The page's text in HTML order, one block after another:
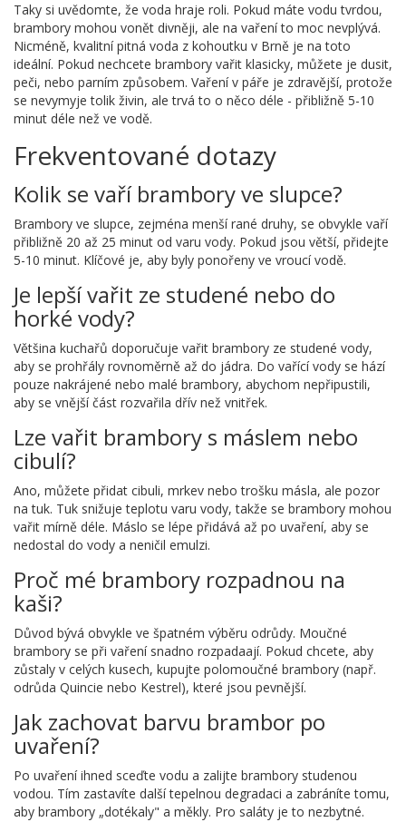
Taky si uvědomte, že voda hraje roli. Pokud máte vodu tvrdou,
brambory mohou vonět divněji, ale na vaření to moc nevplývá.
Nicméně, kvalitní pitná voda z kohoutku v Brně je na toto
ideální. Pokud nechcete brambory vařit klasicky, můžete je dusit,
peči, nebo parním způsobem. Vaření v páře je zdravější, protože
se nevymyje tolik živin, ale trvá to o něco déle - přibližně 5-10
minut déle než ve vodě.
Frekventované dotazy
Kolik se vaří brambory ve slupce?
Brambory ve slupce, zejména menší rané druhy, se obvykle vaří
přibližně 20 až 25 minut od varu vody. Pokud jsou větší, přidejte
5-10 minut. Klíčové je, aby byly ponořeny ve vroucí vodě.
Je lepší vařit ze studené nebo do
horké vody?
Většina kuchařů doporučuje vařit brambory ze studené vody,
aby se prohřály rovnoměrně až do jádra. Do vařící vody se hází
pouze nakrájené nebo malé brambory, abychom nepřipustili,
aby se vnější část rozvařila dřív než vnitřek.
Lze vařit brambory s máslem nebo
cibulí?
Ano, můžete přidat cibuli, mrkev nebo trošku másla, ale pozor
na tuk. Tuk snižuje teplotu varu vody, takže se brambory mohou
vařit mírně déle. Máslo se lépe přidává až po uvaření, aby se
nedostal do vody a neničil emulzi.
Proč mé brambory rozpadnou na
kaši?
Důvod bývá obvykle ve špatném výběru odrůdy. Moučné
brambory se při vaření snadno rozpadaají. Pokud chcete, aby
zůstaly v celých kusech, kupujte polomoučné brambory (např.
odrůda Quincie nebo Kestrel), které jsou pevnější.
Jak zachovat barvu brambor po
uvaření?
Po uvaření ihned sceďte vodu a zalijte brambory studenou
vodou. Tím zastavíte další tepelnou degradaci a zabráníte tomu,
aby brambory „dotékaly" a měkly. Pro saláty je to nezbytné.